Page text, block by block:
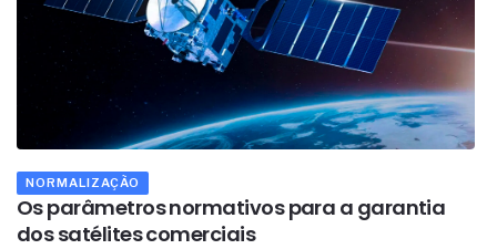
NORMALIZAÇÃO
Os parâmetros normativos para a garantia
dos satélites comerciais